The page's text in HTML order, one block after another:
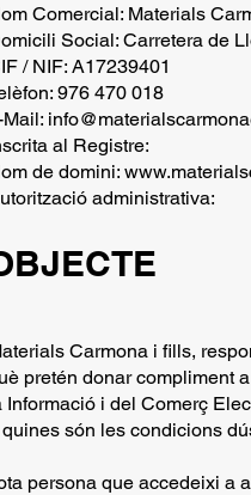
Comercial: Materials
Social: Carretera de
/ NIF: A17239401
976 470 018
al Registre:
de domini:
administrativa:
Carmona i fills,
pretén donar compliment
Informació i del Comerç
són les condicions
persona que accedeixi a